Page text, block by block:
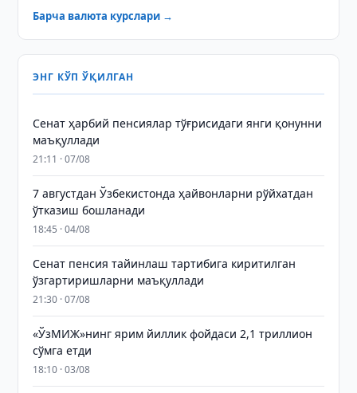
Барча валюта курслари →
ЭНГ КЎП ЎҚИЛГАН
Сенат ҳарбий пенсиялар тўғрисидаги янги қонунни
маъқуллади
21:11 · 07/08
7 августдан Ўзбекистонда ҳайвонларни рўйхатдан
ўтказиш бошланади
18:45 · 04/08
Сенат пенсия тайинлаш тартибига киритилган
ўзгартиришларни маъқуллади
21:30 · 07/08
«ЎзМИЖ»нинг ярим йиллик фойдаси 2,1 триллион
сўмга етди
18:10 · 03/08